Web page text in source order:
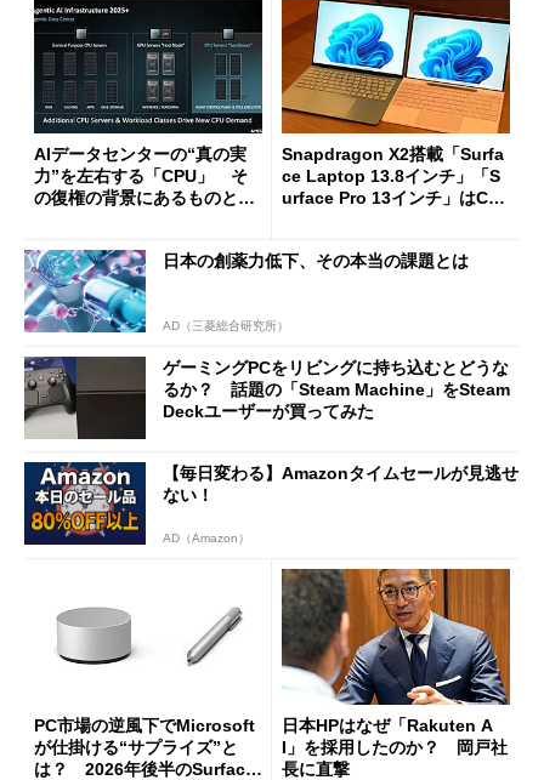
AIデータセンターの“真の実
力”を左右する「CPU」 そ
の復権の背景にあるものと
Snapdragon X2搭載「Surfa
ce Laptop 13.8インチ」「S
urface Pro 13インチ」はCop
た
日本の創薬力低下、その本当の課題とは
AD（三菱総合研究所）
ゲーミングPCをリビングに持ち込むとどうな
るか？ 話題の「Steam Machine」をSteam
Deckユーザーが買ってみた
【毎日変わる】Amazonタイムセールが見逃せ
ない！
AD（Amazon）
PC市場の逆風下でMicrosoft
が仕掛ける“サプライズ”と
は？ 2026年後半のSurface
日本HPはなぜ「Rakuten A
I」を採用したのか？ 岡戸社
長に直撃